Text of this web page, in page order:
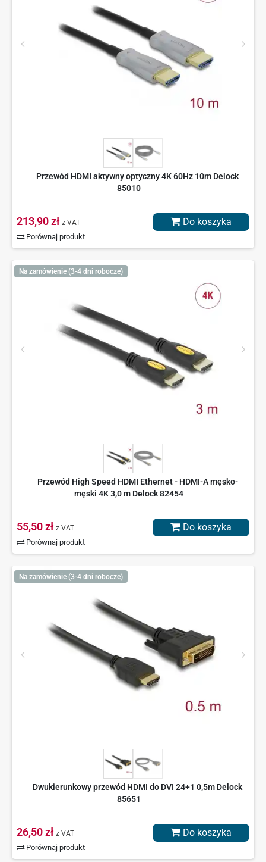
Przewód HDMI aktywny optyczny 4K 60Hz 10m Delock
85010
213,90 zł z VAT
Porównaj produkt
Do koszyka
Na zamówienie (3-4 dni robocze)
Przewód High Speed HDMI Ethernet - HDMI-A męsko-
męski 4K 3,0 m Delock 82454
55,50 zł z VAT
Porównaj produkt
Do koszyka
Na zamówienie (3-4 dni robocze)
Dwukierunkowy przewód HDMI do DVI 24+1 0,5m Delock
85651
26,50 zł z VAT
Porównaj produkt
Do koszyka